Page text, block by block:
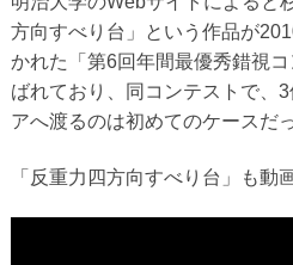
方向すべり台」という作品が
かれた「第6回年間最優秀錯視
ばれており、同コンテストで、
アへ渡るのは初めてのケースだ
「反重力四方向すべり台」も動